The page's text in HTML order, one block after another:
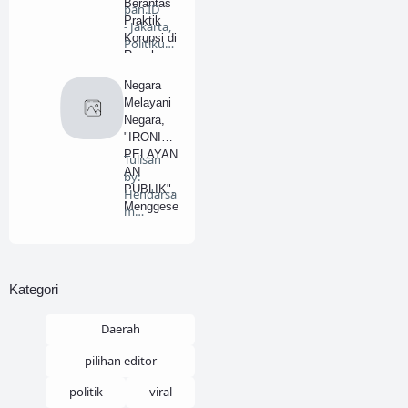
Berantas
Praktik
Korupsi di
Ranah
garaan
Haji
pan.ID
- Jakarta,
Politiku…
Negara
Melayani
Negara,
"IRONI
PELAYAN
AN
PUBLIK",
Menggese
Materiil.
Tulisan
by:
Hendarsa
m
Kategori
Daerah
pilihan editor
politik
viral